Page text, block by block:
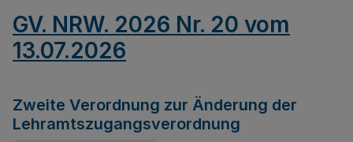
GV. NRW. 2026 Nr. 20 vom
13.07.2026
Zweite Verordnung zur Änderung der
Lehramtszugangsverordnung